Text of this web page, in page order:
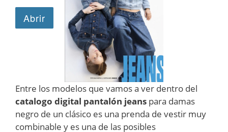
Entre los modelos que vamos a ver dentro del
catalogo digital pantalón jeans para damas
negro de un clásico es una prenda de vestir muy
combinable y es una de las posibles